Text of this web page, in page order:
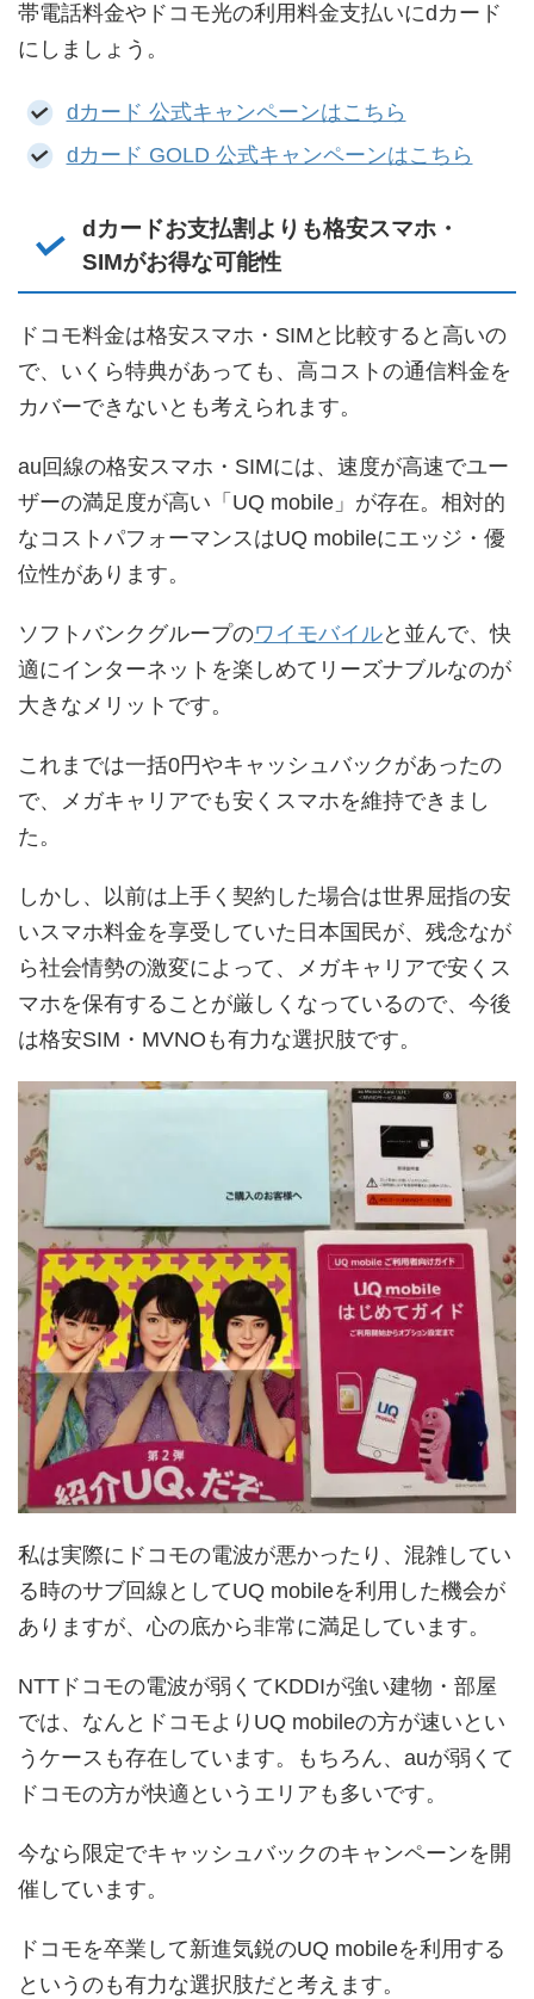
帯電話料金やドコモ光の利用料金支払いにdカード
にしましょう。
dカード 公式キャンペーンはこちら
dカード GOLD 公式キャンペーンはこちら
dカードお支払割よりも格安スマホ・
SIMがお得な可能性
ドコモ料金は格安スマホ・SIMと比較すると高いの
で、いくら特典があっても、高コストの通信料金を
カバーできないとも考えられます。
au回線の格安スマホ・SIMには、速度が高速でユー
ザーの満足度が高い「UQ mobile」が存在。相対的
なコストパフォーマンスはUQ mobileにエッジ・優
位性があります。
ソフトバンクグループのワイモバイルと並んで、快
適にインターネットを楽しめてリーズナブルなのが
大きなメリットです。
これまでは一括0円やキャッシュバックがあったの
で、メガキャリアでも安くスマホを維持できまし
た。
しかし、以前は上手く契約した場合は世界屈指の安
いスマホ料金を享受していた日本国民が、残念なが
ら社会情勢の激変によって、メガキャリアで安くス
マホを保有することが厳しくなっているので、今後
は格安SIM・MVNOも有力な選択肢です。
私は実際にドコモの電波が悪かったり、混雑してい
る時のサブ回線としてUQ mobileを利用した機会が
ありますが、心の底から非常に満足しています。
NTTドコモの電波が弱くてKDDIが強い建物・部屋
では、なんとドコモよりUQ mobileの方が速いとい
うケースも存在しています。もちろん、auが弱くて
ドコモの方が快適というエリアも多いです。
今なら限定でキャッシュバックのキャンペーンを開
催しています。
ドコモを卒業して新進気鋭のUQ mobileを利用する
というのも有力な選択肢だと考えます。